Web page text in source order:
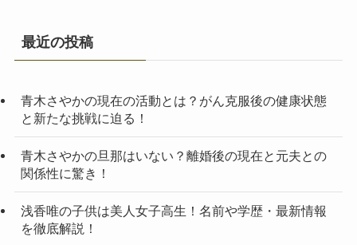
最近の投稿
青木さやかの現在の活動とは？がん克服後の健康状態
と新たな挑戦に迫る！
青木さやかの旦那はいない？離婚後の現在と元夫との
関係性に驚き！
浅香唯の子供は美人女子高生！名前や学歴・最新情報
を徹底解説！